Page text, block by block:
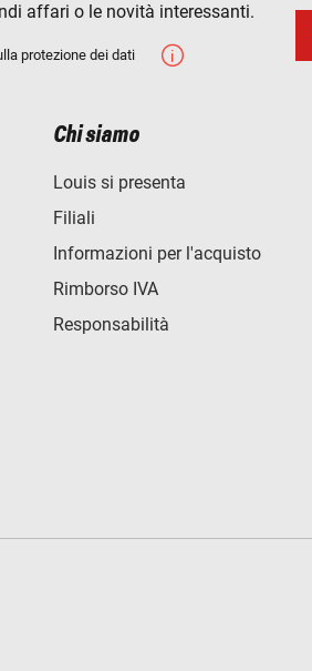
affari o le novità interessanti.
protezione dei dati
Chi siamo
Louis si presenta
Filiali
Informazioni per l'acquisto
Rimborso IVA
Responsabilità